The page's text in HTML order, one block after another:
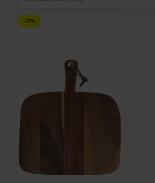
-17%